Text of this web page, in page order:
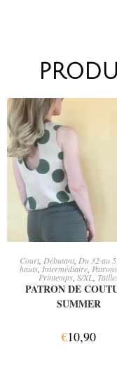
AJOUTER AU
Court Débutant Du 32 au
hauts,Intermédiaire
Printemps, S/XL,
PATRON DE
SUMMER
€10,90